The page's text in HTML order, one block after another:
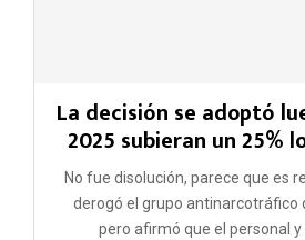
La decisión se adoptó
2025 subieran un 25%
No fue disolución, parece que es
derogó el grupo antinarcotráfico
pero afirmó que el personal